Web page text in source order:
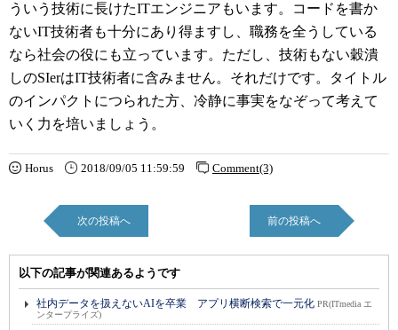
ういう技術に長けたITエンジニアもいます。コードを書か
ないIT技術者も十分にあり得ますし、職務を全うしている
なら社会の役にも立っています。ただし、技術もない穀潰
しのSIerはIT技術者に含みません。それだけです。タイトル
のインパクトにつられた方、冷静に事実をなぞって考えて
いく力を培いましょう。
Horus 2018/09/05 11:59:59 Comment(3)
次の投稿へ 前の投稿へ
以下の記事が関連あるようです
社内データを扱えないAIを卒業 アプリ横断検索で一元化 PR(ITmedia エ
ンタープライズ)